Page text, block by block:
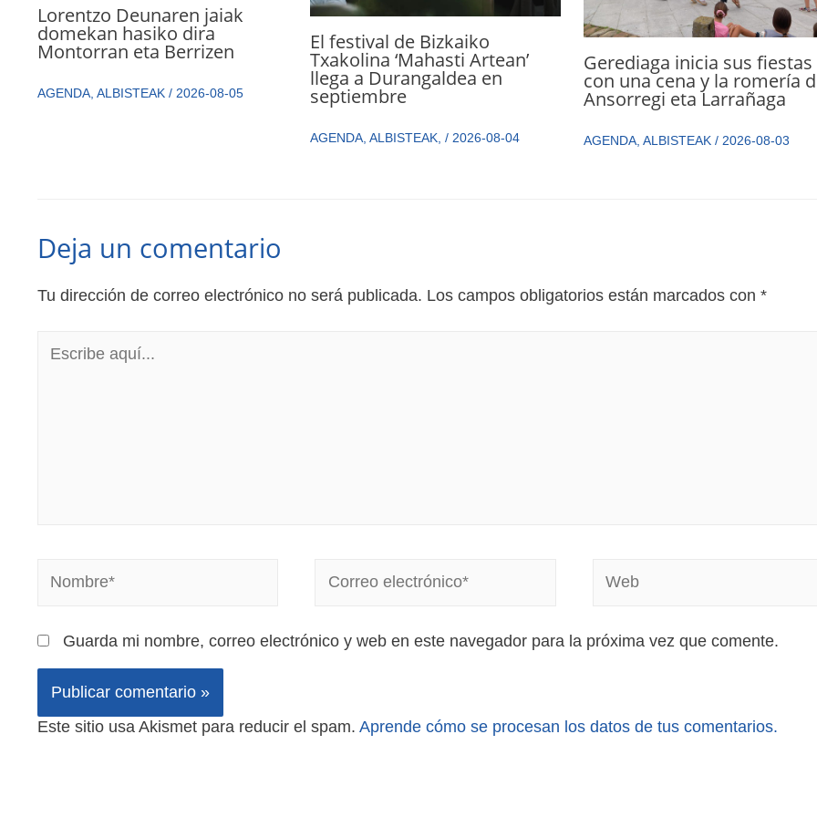
Lorentzo Deunaren jaiak
domekan hasiko dira
Montorran eta Berrizen
AGENDA, ALBISTEAK/ 2026-08-05
El festival de Bizkaiko
Txakolina ‘Mahasti Artean’
llega a Durangaldea en
septiembre
AGENDA ,ALBISTEAK ,/ 2026-08-04
Gerediaga inicia sus fiestas
con una cena y la romería
Ansorregi eta Larrañaga
AGENDA, ALBISTEAK/ 2026-08-03
Deja un comentario
Tu dirección de correo electrónico no será publicada. Los campos obligatorios están marcados con *
Guarda mi nombre, correo electrónico y web en este navegador para la próxima vez que comente.
Este sitio usa Akismet para reducir el spam. Aprende cómo se procesan los datos de tus comentarios.